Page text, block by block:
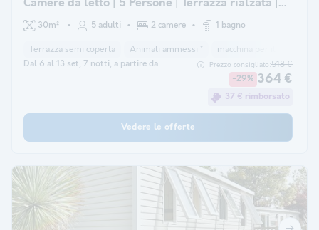
Camere da letto | 5 Persone | Terrazza rialzata |
Aria condizionata
30m² 5 adulti 2 camere 1 bagno
Terrazza semi coperta Animali ammessi * macchina per il caffè
Dal 6 al 13 set, 7 notti, a partire da Prezzo consigliato:518 €
-29% 364 €
37 € rimborsato
Vedere le offerte